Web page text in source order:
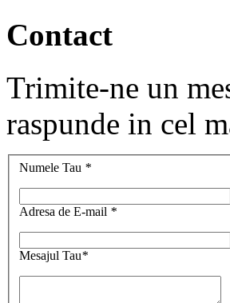
Contact
Trimite-ne un
raspunde in cel
Numele Tau *
Adresa de E-mail *
Mesajul Tau*